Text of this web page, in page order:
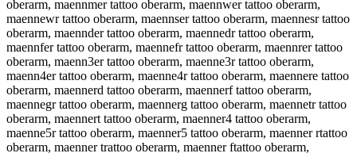
oberarm, maennmer tattoo oberarm, maennwer tattoo oberarm,
maennewr tattoo oberarm, maennser tattoo oberarm, maennesr tattoo
oberarm, maennder tattoo oberarm, maennedr tattoo oberarm,
maennfer tattoo oberarm, maennefr tattoo oberarm, maennrer tattoo
oberarm, maenn3er tattoo oberarm, maenne3r tattoo oberarm,
maenn4er tattoo oberarm, maenne4r tattoo oberarm, maennere tattoo
oberarm, maennerd tattoo oberarm, maennerf tattoo oberarm,
maennegr tattoo oberarm, maennerg tattoo oberarm, maennetr tattoo
oberarm, maennert tattoo oberarm, maenner4 tattoo oberarm,
maenne5r tattoo oberarm, maenner5 tattoo oberarm, maenner rtattoo
oberarm, maenner trattoo oberarm, maenner ftattoo oberarm,